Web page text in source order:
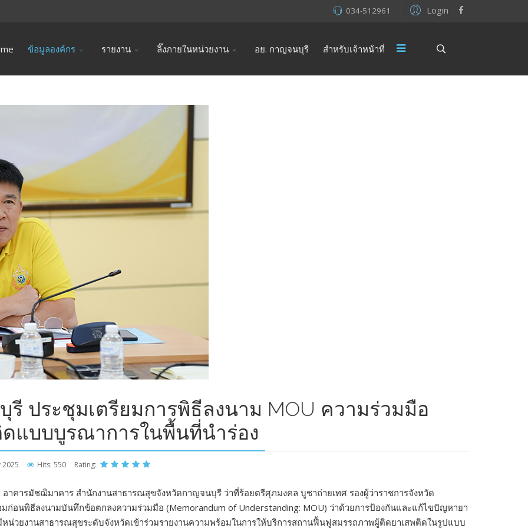
Login
034-512961
ข้อมูลองค์กร รายงาน ลิ๊งภายในหน่วยงาน อย. กาญจนบุรี สำหรับเจ้าหน้าที่
ประชุมเตรียมการพิธีลงนาม MOU ความร่วมมือ
แบบบูรณาการในพื้นที่นำร่อง
2025 Hits: 550 Rating:
อาคารมัชฌิมาคาร สำนักงานสาธารณสุขจังหวัดกาญจนบุรี ว่าที่ร้อยตรีศุภมงคล บูชาถ่ายเทศ รองผู้ว่าราชการจังหวัด
ก่อนพิธีลงนามบันทึกข้อตกลงความร่วมมือ (Memorandum of Understanding: MOU) ว่าด้วยการป้องกันและแก้ไขปัญหายา
น่วยงานสาธารณสุขระดับจังหวัดเข้าร่วมรายงานความพร้อมในการให้บริการสถานฟื้นฟูสมรรถภาพผู้ติดยาเสพติดในรูปแบบ